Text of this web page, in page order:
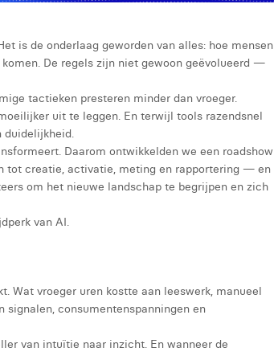
is de onderlaag geworden van alles: hoe mensen
De regels zijn niet gewoon geëvolueerd —
tactieken presteren minder dan vroeger.
uit te leggen. En terwijl tools razendsnel
duidelijkheid.
Daarom ontwikkelden we een roadshow
tot creatie, activatie, meting en rapportering — en
om het nieuwe landschap te begrijpen en zich
van AI.
Wat vroeger uren kostte aan leeswerk, manueel
signalen, consumentenspanningen en
van intuïtie naar inzicht. En wanneer de